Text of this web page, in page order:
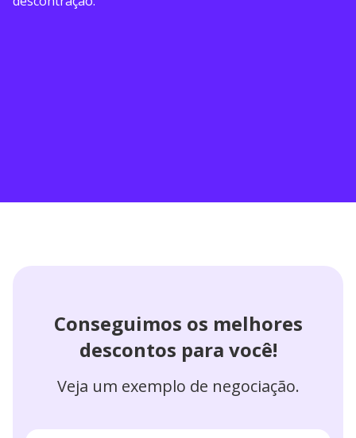
Conseguimos os melhores
descontos para você!
Veja um exemplo de negociação.